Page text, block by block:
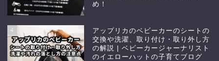
め！
4
アップリカのベビーカーのシートの
交換や洗濯、取り付け・取り外し方
の解説 | ベビーカージャーナリスト
のイエローハットの子育てブログ